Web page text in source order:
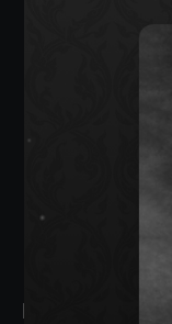
THE
Recent Posts